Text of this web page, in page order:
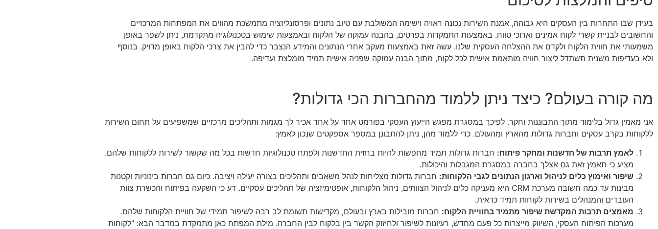
בעידן שבו התחרות בין העסקים היא גבוהה, אמנת השירות נכונה ראויה וישימה המשולבת עם טיוב נתונים ופרסונליזציה מתמשכת מהווים את המפתחות המרכזיים
והחשובים לבניית קשרי לקוח אמינים וארוכי טווח. באמצעות התמקדות בפרטים, בהבנה עמוקה של הלקוח ובאמצעות שימוש בטכנולוגיה מתקדמת, ניתן לשפר באופן
משמעותי את חווית הלקוח ולקדם את ההצלחה העסקית שלנו. עשה זאת באמצעות מעקב אחרי הנתונים והמידע הנצבר כדי להבין את צרכי הלקוח באופן מדויק. בנוסף
ולא בעדיפות משנית תשתדל ליצור חוויה מותאמת אישית לכל לקוח, מתוך הבנה עמוקה שפניה אישית תמיד מומלצת ועדיפה.
מה קורה בעולם? כיצד ניתן ללמוד מהחברות הכי גדולות?
אני מאמין גדול בלימוד מתוך התבוננות וחקר. לפיכך במסגרת מפגש הייעוץ העסקי בפורמט אחד על אחד אכיר לך מגמות ותהליכים מרכזיים שמשפיעים על תחום השירות
ללקוחות בקרב עסקים וחברות גדולות מהארץ ומהעולם. כדי ללמוד מהן, ניתן להתבונן במספר אספקטים שנכון לאמץ:
לאמץ תרבות של חדשנות ומחקר פיתוח: חברות גדולות תמיד מחפשות להיות בחזית החדשנות ולפתח טכנולוגיות חדשות בכל מה שקשור לשירות ללקוחות שלהם.
מציע כי תאמץ זאת גם אצלך בחברה במסגרת המגבלות והיכולות.
שיפור ואימוץ כלים לניהול וארגון הנתונים לגבי הלקוחות: חברות גדולות מצליחות לנהל משאבים ותהליכים בצורה יעילה ויציבה. כיום גם חברות בינוניות וקטנות
מבינות עד כמה חשובה מערכת CRM היא מעניקה כלים לניהול הצוותים, ניהול הלקוחות, אופטימיזציה של תהליכים עסקיים. דע כי השקעה בפיתוח והכשרת צוות
העובדים והמנהלים בשירות לקוחות תמיד כדאית.
מאמצים תרבות המקדשת שיפור מתמיד בחוויית הלקוח: חברות מובילות בארץ ובעולם, מקדישות תשומת לב רבה לשיפור תמידי של חוויית הלקוחות שלהם.
מערכות הפיתוח העסקי, השיווק מייצרות כל פעם מחדש, רעיונות לשיפור ולחיזוק הקשר בין בלקוח לבין החברה. מילת המפתח כאן מתמקדת במדבר הבא: "לקוחות